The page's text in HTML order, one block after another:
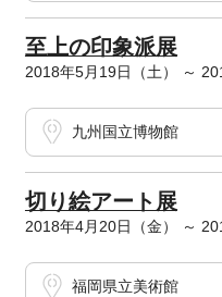
至上の印象派展
2018年5月19日（土） ～
九州国立博物館
切り絵アート展
2018年4月20日（金） ～
福岡県立美術館